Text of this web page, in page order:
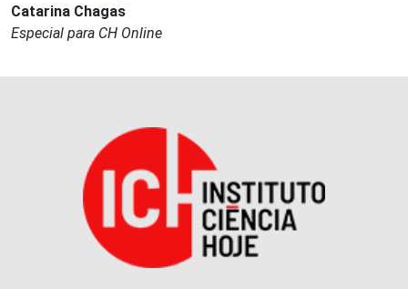
Catarina Chagas
Especial para CH Online